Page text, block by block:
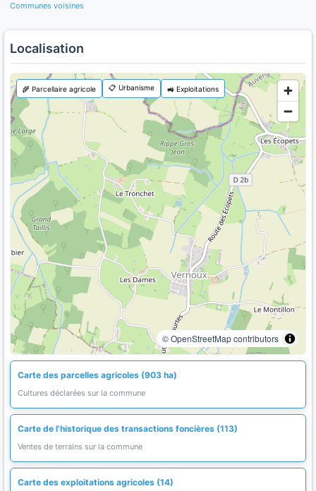
Communes voisines
Localisation
© OpenStreetMap contributors
🌾 Parcellaire agricole 📋 Urbanisme 🚜 Exploitations
Carte des parcelles agricoles (903 ha)
Cultures déclarées sur la commune
Carte de l'historique des transactions foncières (113)
Ventes de terrains sur la commune
Carte des exploitations agricoles (14)